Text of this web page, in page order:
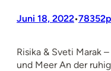
Juni 18, 2022•
Risika & Sveti Marak
und Meer An der